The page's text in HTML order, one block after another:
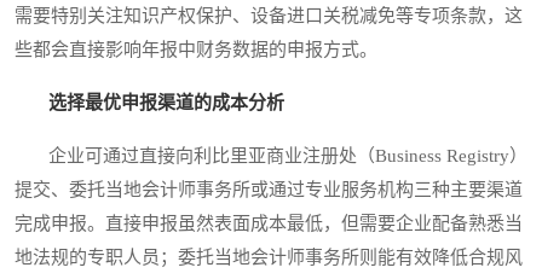
需要特别关注知识产权保护、设备进口关税减免等专项条款，这
些都会直接影响年报中财务数据的申报方式。
选择最优申报渠道的成本分析
企业可通过直接向利比里亚商业注册处（Business Registry）
提交、委托当地会计师事务所或通过专业服务机构三种主要渠道
完成申报。直接申报虽然表面成本最低，但需要企业配备熟悉当
地法规的专职人员；委托当地会计师事务所则能有效降低合规风